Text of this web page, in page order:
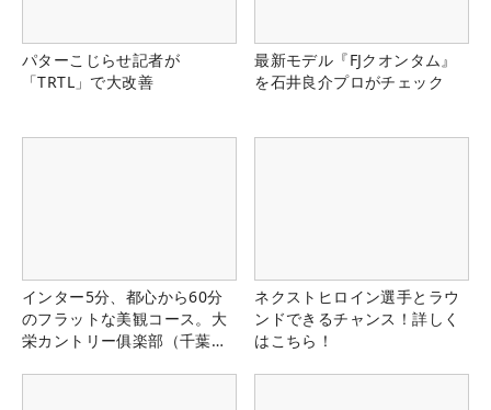
パターこじらせ記者が
「TRTL」で大改善
最新モデル『FJクオンタム』
を石井良介プロがチェック
インター5分、都心から60分
のフラットな美観コース。大
栄カントリー俱楽部（千葉
ネクストヒロイン選手とラウ
ンドできるチャンス！詳しく
はこちら！